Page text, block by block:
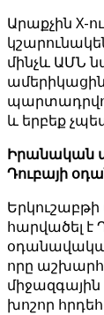
Արաքչին X-
մինչև ԱՄՆ
և երբեք
Իրանական
Դուբայի
հարվածել է
որը
խոշոր հրդեհ